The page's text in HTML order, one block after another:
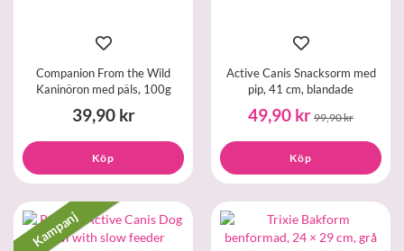
Companion From the Wild
Kaninöron med päls, 100g
39,90 kr
Köp
Active Canis Snacksorm med
pip, 41 cm, blandade
49,90 kr 99,90 kr
Köp
Kampanj